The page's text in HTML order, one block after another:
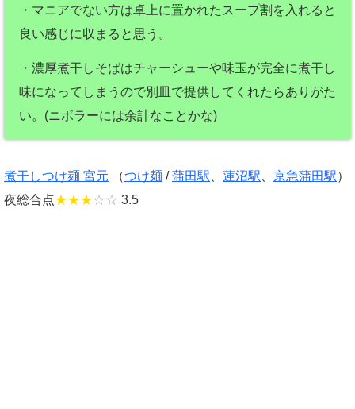
・マニアでない方は卓上に置かれたスープ割を入れると
良い感じに収まると思う。
・濃厚煮干しそばはチャーシューや味玉が完全に煮干し
味になってしまうので別皿で提供してくれたらありがた
い。(ニボラーには余計なことかな)
煮干しつけ麺 宮元 （つけ麺 /蒲田駅 蓮沼駅 京急蒲田駅）
夜総合点★★★☆☆ 3.5